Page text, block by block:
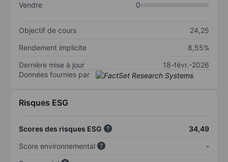
Vendre
0
Objectif de cours
24,25
Rendement implicite
8,55%
Dernière mise à jour
18-févr.-2026
Données fournies par
Risques ESG
Scores des risques ESG
34,49
Score environnemental
-